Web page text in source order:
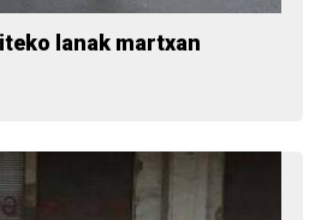
lanak martxan